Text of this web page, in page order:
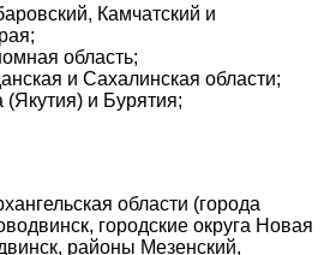
Камчатский и
область;
и Сахалинская области;
(Якутия) и Бурятия;
области (города
городские округа Новая
районы Мезенский,